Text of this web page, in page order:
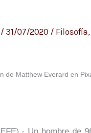
/ 31/07/2020 / Filosofía,
de Matthew Everard en